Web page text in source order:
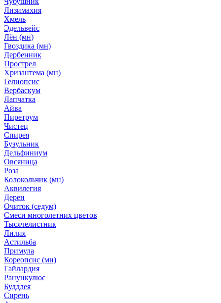
Лизимахия
Хмель
Эдельвейс
Лён (мн)
Гвоздика (мн)
Дербенник
Прострел
Хризантема (мн)
Гелиопсис
Вербаскум
Лапчатка
Айва
Пиретрум
Чистец
Спирея
Бузульник
Дельфиниум
Овсяница
Роза
Колокольчик (мн)
Аквилегия
Дерен
Очиток (седум)
Смеси многолетних цветов
Тысячелистник
Лилия
Астильба
Примула
Кореопсис (мн)
Гайлардия
Ранункулюс
Буддлея
Сирень